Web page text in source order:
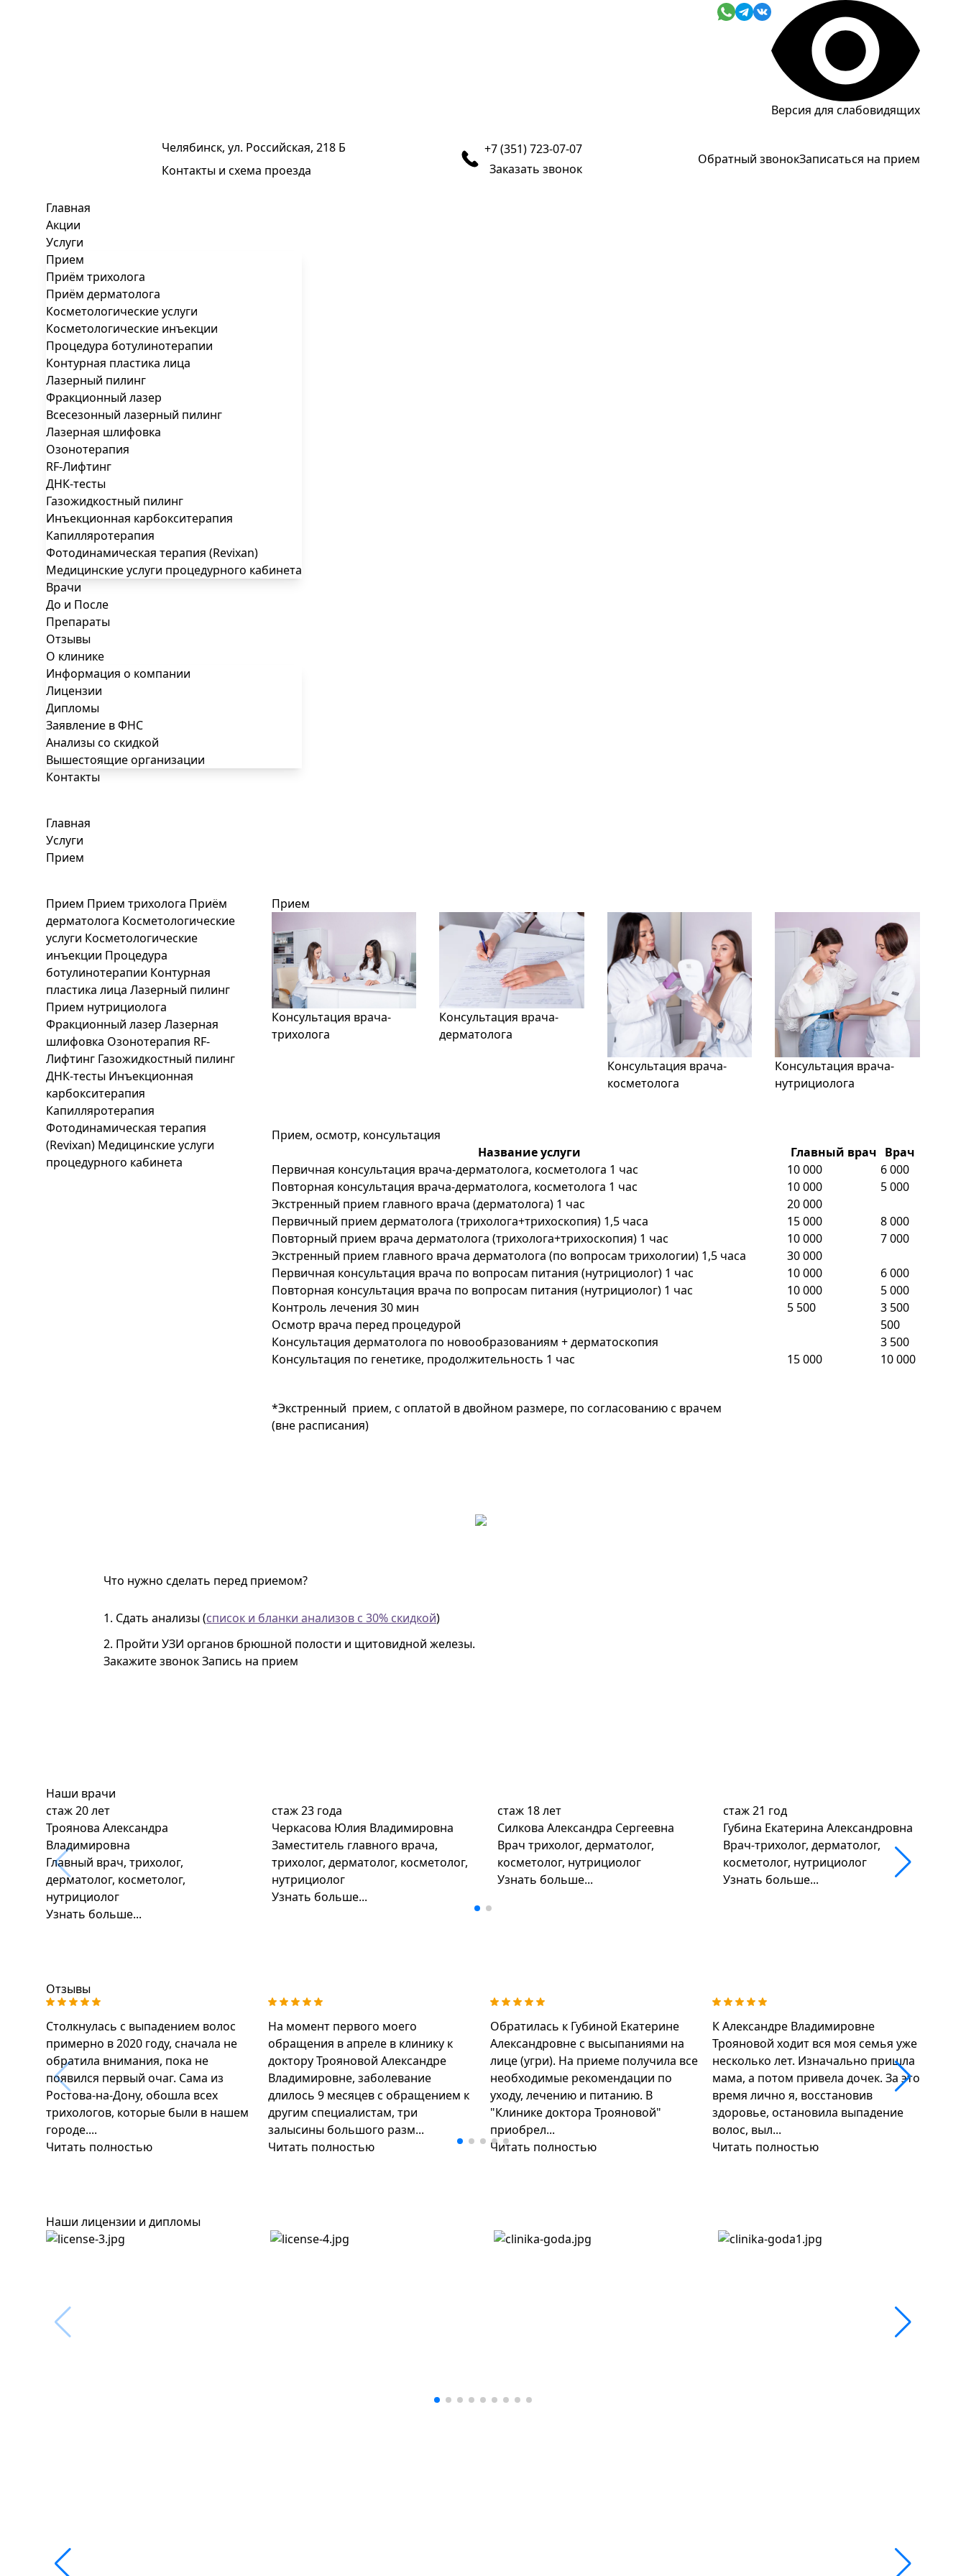
Версия для слабовидящих
Челябинск, ул. Российская, 218 Б
Контакты и схема проезда
+7 (351) 723-07-07
Заказать звонок
Обратный звонокЗаписаться на прием
Главная
Акции
Услуги
Прием
Приём трихолога
Приём дерматолога
Косметологические услуги
Косметологические инъекции
Процедура ботулинотерапии
Контурная пластика лица
Лазерный пилинг
Фракционный лазер
Всесезонный лазерный пилинг
Лазерная шлифовка
Озонотерапия
RF-Лифтинг
ДНК-тесты
Газожидкостный пилинг
Инъекционная карбокситерапия
Капилляротерапия
Фотодинамическая терапия (Revixan)
Медицинские услуги процедурного кабинета
Врачи
До и После
Препараты
Отзывы
О клинике
Информация о компании
Лицензии
Дипломы
Заявление в ФНС
Анализы со скидкой
Вышестоящие организации
Контакты
Главная
Услуги
Прием
Прием Прием трихолога Приём
дерматолога Косметологические
услуги Косметологические
инъекции Процедура
ботулинотерапии Контурная
пластика лица Лазерный пилинг
Прием нутрициолога
Фракционный лазер Лазерная
шлифовка Озонотерапия RF-
Лифтинг Газожидкостный пилинг
ДНК-тесты Инъекционная
карбокситерапия
Капилляротерапия
Фотодинамическая терапия
(Revixan) Медицинские услуги
процедурного кабинета
Прием
Консультация врача-
трихолога
Консультация врача-
дерматолога
Консультация врача-
косметолога
Консультация врача-
нутрициолога
Прием, осмотр, консультация
Название услуги
Главный врач Врач
Первичная консультация врача-дерматолога, косметолога 1 час
10 000
6 000
Повторная консультация врача-дерматолога, косметолога 1 час
10 000
5 000
Экстренный прием главного врача (дерматолога) 1 час
20 000
Первичный прием дерматолога (трихолога+трихоскопия) 1,5 часа
15 000
8 000
Повторный прием врача дерматолога (трихолога+трихоскопия) 1 час
10 000
7 000
Экстренный прием главного врача дерматолога (по вопросам трихологии) 1,5 часа
30 000
Первичная консультация врача по вопросам питания (нутрициолог) 1 час
10 000
6 000
Повторная консультация врача по вопросам питания (нутрициолог) 1 час
10 000
5 000
Контроль лечения 30 мин
5 500
3 500
Осмотр врача перед процедурой
500
Консультация дерматолога по новообразованиям + дерматоскопия
3 500
Консультация по генетике, продолжительность 1 час
15 000 10 000
*Экстренный прием, с оплатой в двойном размере, по согласованию с врачем
(вне расписания)
Что нужно сделать перед приемом?
1. Сдать анализы (список и бланки анализов с 30% скидкой)
2. Пройти УЗИ органов брюшной полости и щитовидной железы.
Закажите звонокЗапись на прием
Наши врачи
стаж20 лет
Троянова Александра
Владимировна
Главный врач, трихолог,
дерматолог, косметолог,
нутрициолог
Узнать больше...
стаж23 года
Черкасова Юлия Владимировна
Заместитель главного врача,
трихолог, дерматолог, косметолог,
нутрициолог
Узнать больше...
стаж 18 лет
Силкова Александра Сергеевна
Врач трихолог, дерматолог,
косметолог, нутрициолог
Узнать больше...
стаж21 год
Губина Екатерина Александровна
Врач-трихолог, дерматолог,
косметолог, нутрициолог
Узнать больше...
Отзывы
Столкнулась с выпадением волос
примерно в 2020 году, сначала не
обратила внимания, пока не
появился первый очаг. Сама из
Ростова-на-Дону, обошла всех
трихологов, которые были в нашем
городе....
Читать полностью
На момент первого моего
обращения в апреле в клинику к
доктору Трояновой Александре
Владимировне, заболевание
длилось 9 месяцев с обращением к
другим специалистам, три
залысины большого разм...
Читать полностью
Обратилась к Губиной Екатерине
Александровне с высыпаниями на
лице (угри). На приеме получила все
необходимые рекомендации по
уходу, лечению и питанию. В
"Клинике доктора Трояновой"
приобрел...
Читать полностью
К Александре Владимировне
Трояновой ходит вся моя семья уже
несколько лет. Изначально пришла
мама, а потом привела дочек. За это
время лично я, восстановив
здоровье, остановила выпадение
волос, выл...
Читать полностью
Наши лицензии и дипломы